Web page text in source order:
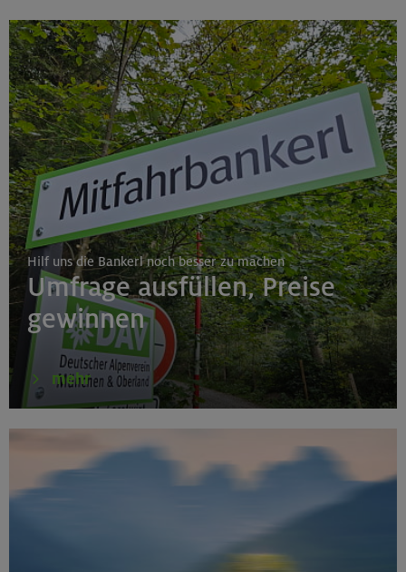
Hilf uns die Bankerl noch besser zu machen
Umfrage ausfüllen, Preise
gewinnen
mehr